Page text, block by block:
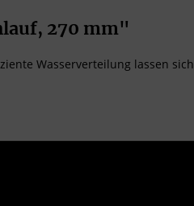
270 mm"
Wasserverteilung lassen